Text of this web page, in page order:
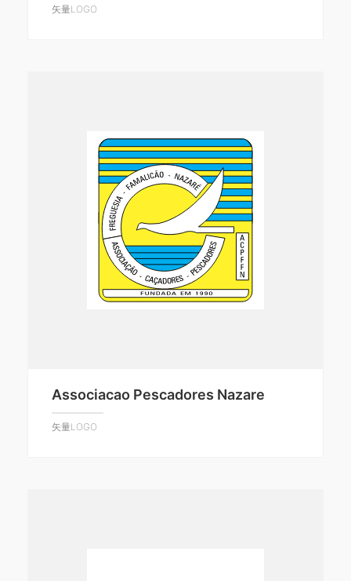
矢量LOGO
Associacao Pescadores Nazare
矢量LOGO